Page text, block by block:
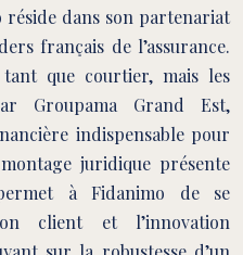
dans son partenariat
français de l’assurance.
que courtier, mais les
Groupama Grand Est,
indispensable pour
juridique présente
à Fidanimo de se
client et l’innovation